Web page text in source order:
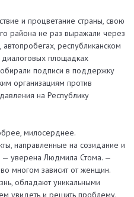
и процветание страны, свою
района не раз выражали через
автопробегах, республиканском
площадках
подписи в поддержку
организациям против
на Республику
милосерднее.
направленные на созидание и
— уверена Людмила Стома. —
многом зависит от женщин.
обладают уникальными